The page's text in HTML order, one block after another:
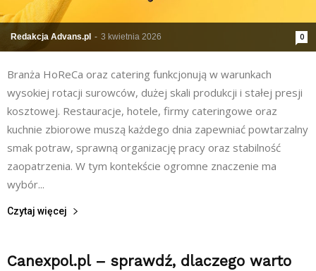
Redakcja Advans.pl - 3 kwietnia 2026 0
Branża HoReCa oraz catering funkcjonują w warunkach
wysokiej rotacji surowców, dużej skali produkcji i stałej presji
kosztowej. Restauracje, hotele, firmy cateringowe oraz
kuchnie zbiorowe muszą każdego dnia zapewniać powtarzalny
smak potraw, sprawną organizację pracy oraz stabilność
zaopatrzenia. W tym kontekście ogromne znaczenie ma
wybór...
Czytaj więcej
Canexpol.pl – sprawdź, dlaczego warto